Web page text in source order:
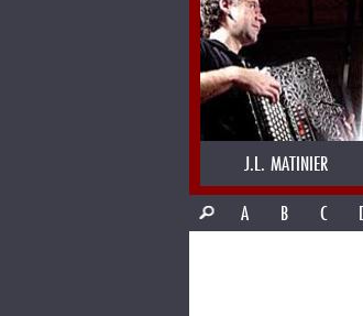
J.L. MATINIER
A
B C